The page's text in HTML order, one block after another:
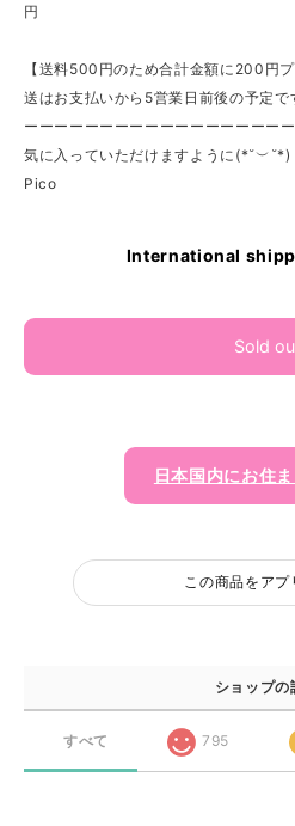
円
【送料500円のため合計金額に200円
送はお支払いから5営業日前後の予定で
ーーーーーーーーーーーーーーーーー
気に入っていただけますように(*˘︶˘*)
Pico
International
Sold
日本国内にお住
この商品をアプ
ショップの
すべて 795